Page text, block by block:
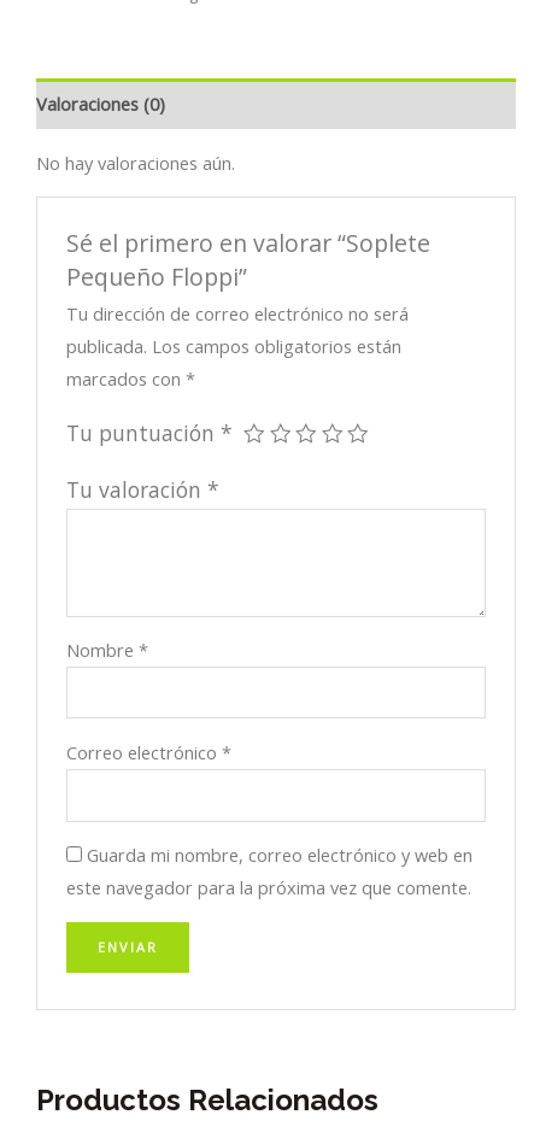
Valoraciones (0)
No hay valoraciones aún.
Sé el primero en valorar “Soplete
Pequeño Floppi”
Tu dirección de correo electrónico no será
publicada. Los campos obligatorios están
marcados con*
Tu puntuación *
Tu valoración *
Nombre*
Correo electrónico*
Guarda mi nombre, correo electrónico y web en
este navegador para la próxima vez que comente.
Productos Relacionados